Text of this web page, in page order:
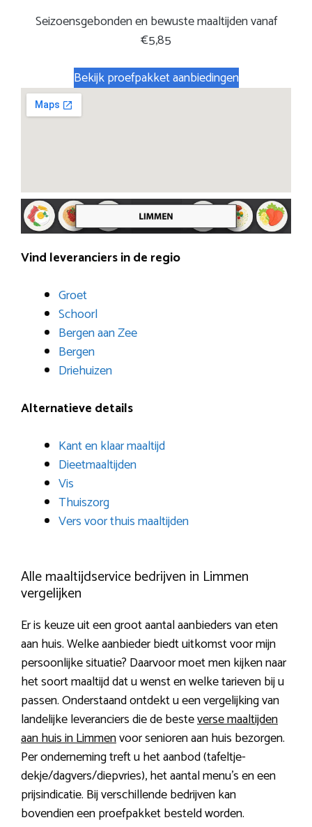
Seizoensgebonden en bewuste maaltijden vanaf
€5,85
Bekijk proefpakket aanbiedingen
Vind leveranciers in de regio
Groet
Schoorl
Bergen aan Zee
Bergen
Driehuizen
Alternatieve details
Kant en klaar maaltijd
Dieetmaaltijden
Vis
Thuiszorg
Vers voor thuis maaltijden
Alle maaltijdservice bedrijven in Limmen
vergelijken
Er is keuze uit een groot aantal aanbieders van eten
aan huis. Welke aanbieder biedt uitkomst voor mijn
persoonlijke situatie? Daarvoor moet men kijken naar
het soort maaltijd dat u wenst en welke tarieven bij u
passen. Onderstaand ontdekt u een vergelijking van
landelijke leveranciers die de besteverse maaltijden
aan huis in Limmenvoor senioren aan huis bezorgen.
Per onderneming treft u het aanbod (tafeltje-
dekje/dagvers/diepvries), het aantal menu’s en een
prijsindicatie. Bij verschillende bedrijven kan
bovendien een proefpakket besteld worden.